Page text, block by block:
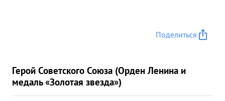
Поделиться
Герой Советского Союза (Орден Ленина и
медаль «Золотая звезда»)